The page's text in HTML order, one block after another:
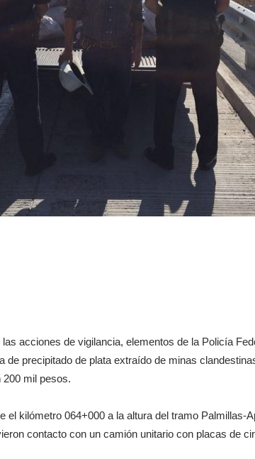
acciones de vigilancia, elementos de la Policía
de precipitado de plata extraído de minas
200 mil pesos.
el kilómetro 064+000 a la altura del tramo Palmillas-
contacto con un camión unitario con placas de